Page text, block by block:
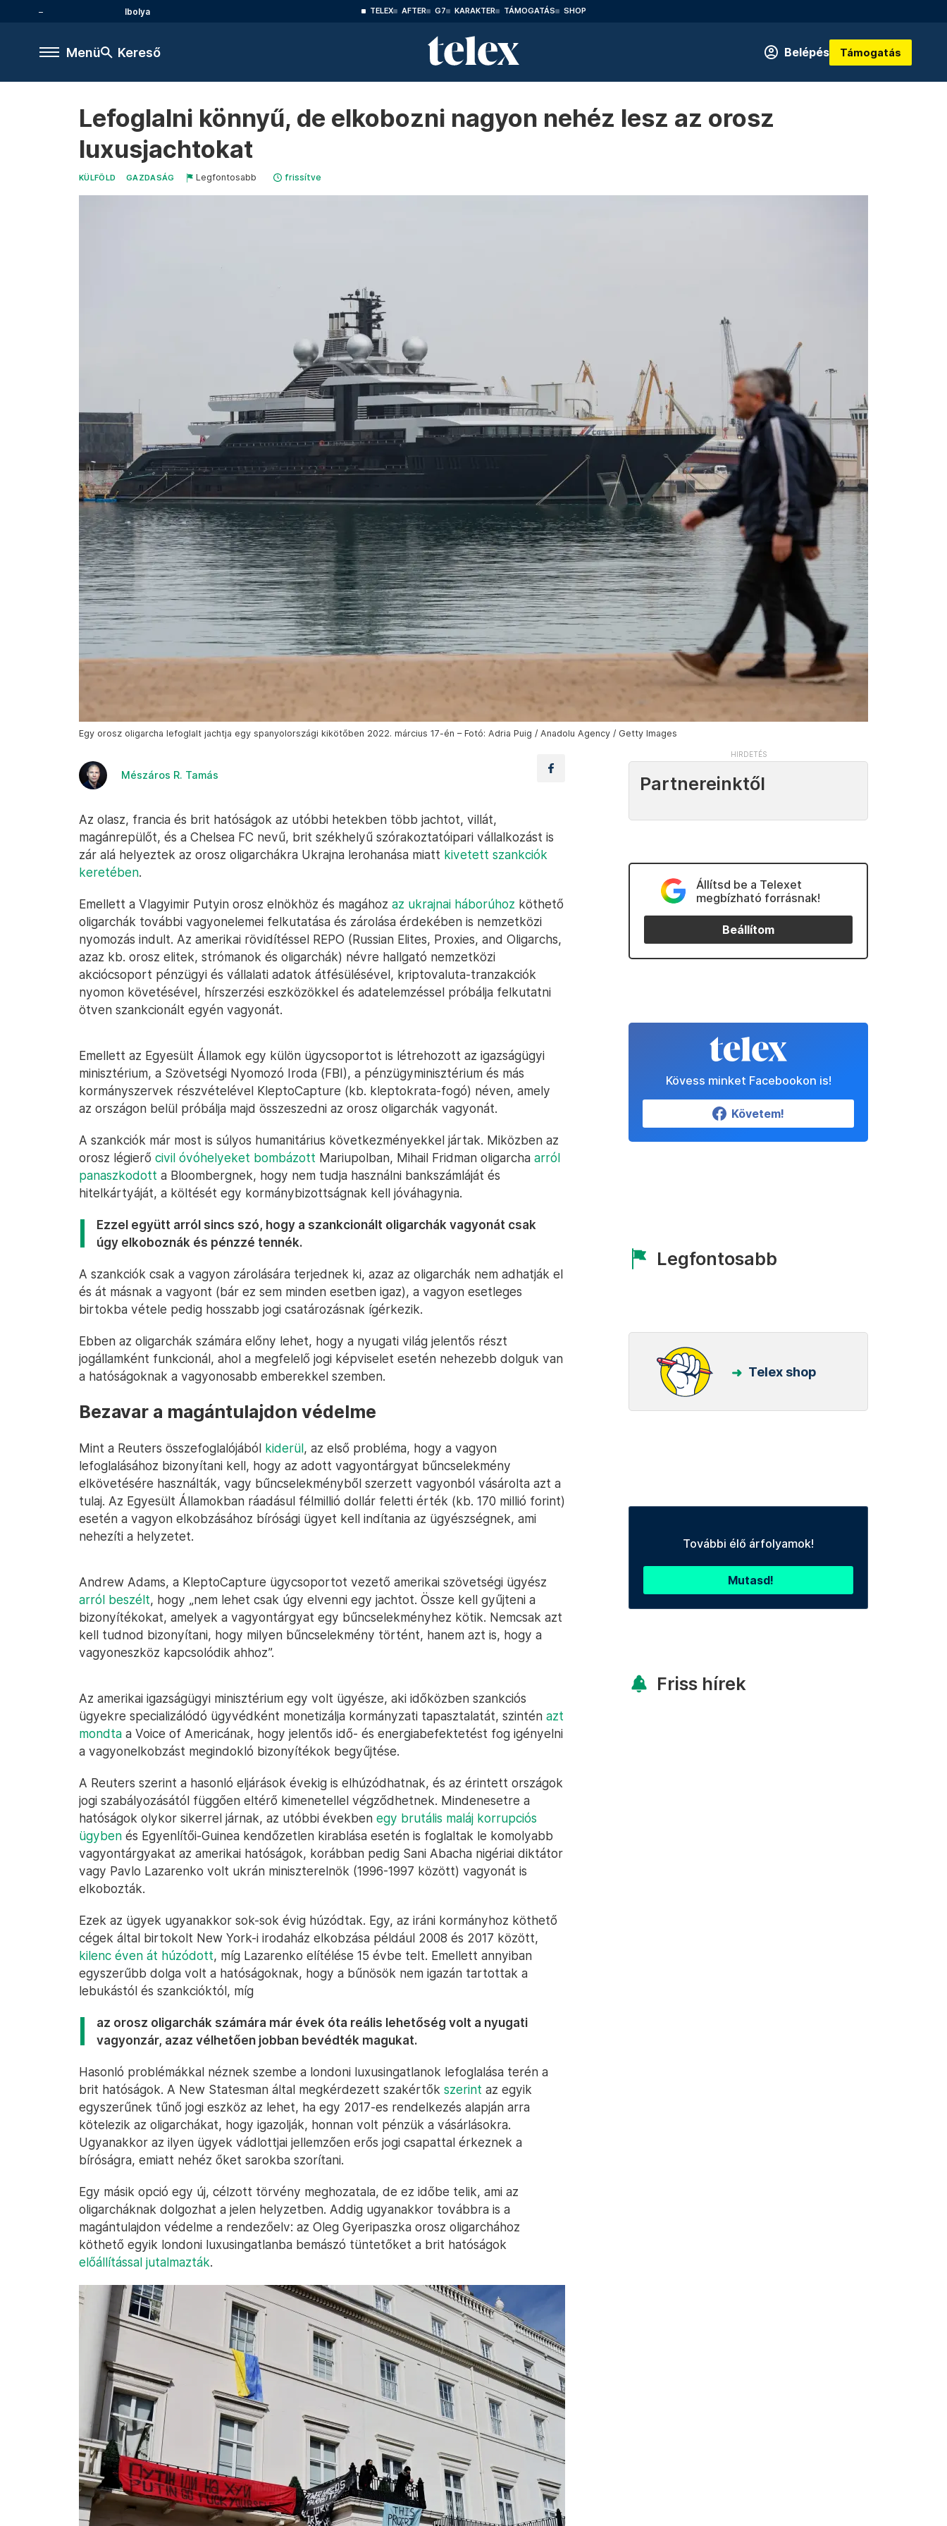
Ibolya TELEX AFTER G7 KARAKTER TÁMOGATÁS SHOP
Menü Kereső Belépés Támogatás
Lefoglalni könnyű, de elkobozni nagyon nehéz lesz az orosz
luxusjachtokat
KÜLFÖLD GAZDASÁG Legfontosabb frissítve
Egy orosz oligarcha lefoglalt jachtja egy spanyolországi kikötőben 2022. március 17-én – Fotó: Adria Puig / Anadolu Agency / Getty Images
Mészáros R. Tamás
Az olasz, francia és brit hatóságok az utóbbi hetekben több jachtot, villát,
magánrepülőt, és a Chelsea FC nevű, brit székhelyű szórakoztatóipari vállalkozást is
zár alá helyeztek az orosz oligarchákra Ukrajna lerohanása miatt kivetett szankciók
keretében.
Emellett a Vlagyimir Putyin orosz elnökhöz és magához az ukrajnai háborúhoz köthető
oligarchák további vagyonelemei felkutatása és zárolása érdekében is nemzetközi
nyomozás indult. Az amerikai rövidítéssel REPO (Russian Elites, Proxies, and Oligarchs,
azaz kb. orosz elitek, strómanok és oligarchák) névre hallgató nemzetközi
akciócsoport pénzügyi és vállalati adatok átfésülésével, kriptovaluta-tranzakciók
nyomon követésével, hírszerzési eszközökkel és adatelemzéssel próbálja felkutatni
ötven szankcionált egyén vagyonát.
Emellett az Egyesült Államok egy külön ügycsoportot is létrehozott az igazságügyi
minisztérium, a Szövetségi Nyomozó Iroda (FBI), a pénzügyminisztérium és más
kormányszervek részvételével KleptoCapture (kb. kleptokrata-fogó) néven, amely
az országon belül próbálja majd összeszedni az orosz oligarchák vagyonát.
A szankciók már most is súlyos humanitárius következményekkel jártak. Miközben az
orosz légierő civil óvóhelyeket bombázott Mariupolban, Mihail Fridman oligarcha arról
panaszkodott a Bloombergnek, hogy nem tudja használni bankszámláját és
hitelkártyáját, a költését egy kormánybizottságnak kell jóváhagynia.
Ezzel együtt arról sincs szó, hogy a szankcionált oligarchák vagyonát csak
úgy elkoboznák és pénzzé tennék.
A szankciók csak a vagyon zárolására terjednek ki, azaz az oligarchák nem adhatják el
és át másnak a vagyont (bár ez sem minden esetben igaz), a vagyon esetleges
birtokba vétele pedig hosszabb jogi csatározásnak ígérkezik.
Ebben az oligarchák számára előny lehet, hogy a nyugati világ jelentős részt
jogállamként funkcionál, ahol a megfelelő jogi képviselet esetén nehezebb dolguk van
a hatóságoknak a vagyonosabb emberekkel szemben.
Bezavar a magántulajdon védelme
Mint a Reuters összefoglalójából kiderül, az első probléma, hogy a vagyon
lefoglalásához bizonyítani kell, hogy az adott vagyontárgyat bűncselekmény
elkövetésére használták, vagy bűncselekményből szerzett vagyonból vásárolta azt a
tulaj. Az Egyesült Államokban ráadásul félmillió dollár feletti érték (kb. 170 millió forint)
esetén a vagyon elkobzásához bírósági ügyet kell indítania az ügyészségnek, ami
nehezíti a helyzetet.
Andrew Adams, a KleptoCapture ügycsoportot vezető amerikai szövetségi ügyész
arról beszélt, hogy „nem lehet csak úgy elvenni egy jachtot. Össze kell gyűjteni a
bizonyítékokat, amelyek a vagyontárgyat egy bűncselekményhez kötik. Nemcsak azt
kell tudnod bizonyítani, hogy milyen bűncselekmény történt, hanem azt is, hogy a
vagyoneszköz kapcsolódik ahhoz”.
Az amerikai igazságügyi minisztérium egy volt ügyésze, aki időközben szankciós
ügyekre specializálódó ügyvédként monetizálja kormányzati tapasztalatát, szintén azt
mondta a Voice of Americának, hogy jelentős idő- és energiabefektetést fog igényelni
a vagyonelkobzást megindokló bizonyítékok begyűjtése.
A Reuters szerint a hasonló eljárások évekig is elhúzódhatnak, és az érintett országok
jogi szabályozásától függően eltérő kimenetellel végződhetnek. Mindenesetre a
hatóságok olykor sikerrel járnak, az utóbbi években egy brutális maláj korrupciós
ügyben és Egyenlítői-Guinea kendőzetlen kirablása esetén is foglaltak le komolyabb
vagyontárgyakat az amerikai hatóságok, korábban pedig Sani Abacha nigériai diktátor
vagy Pavlo Lazarenko volt ukrán miniszterelnök (1996-1997 között) vagyonát is
elkobozták.
Ezek az ügyek ugyanakkor sok-sok évig húzódtak. Egy, az iráni kormányhoz köthető
cégek által birtokolt New York-i irodaház elkobzása például 2008 és 2017 között,
kilenc éven át húzódott, míg Lazarenko elítélése 15 évbe telt. Emellett annyiban
egyszerűbb dolga volt a hatóságoknak, hogy a bűnösök nem igazán tartottak a
lebukástól és szankcióktól, míg
az orosz oligarchák számára már évek óta reális lehetőség volt a nyugati
vagyonzár, azaz vélhetően jobban bevédték magukat.
Hasonló problémákkal néznek szembe a londoni luxusingatlanok lefoglalása terén a
brit hatóságok. A New Statesman által megkérdezett szakértők szerint az egyik
egyszerűnek tűnő jogi eszköz az lehet, ha egy 2017-es rendelkezés alapján arra
kötelezik az oligarchákat, hogy igazolják, honnan volt pénzük a vásárlásokra.
Ugyanakkor az ilyen ügyek vádlottjai jellemzően erős jogi csapattal érkeznek a
bíróságra, emiatt nehéz őket sarokba szorítani.
Egy másik opció egy új, célzott törvény meghozatala, de ez időbe telik, ami az
oligarcháknak dolgozhat a jelen helyzetben. Addig ugyanakkor továbbra is a
magántulajdon védelme a rendezőelv: az Oleg Gyeripaszka orosz oligarchához
köthető egyik londoni luxusingatlanba bemászó tüntetőket a brit hatóságok
előállítással jutalmazták.
Partnereinktől
Állítsd be a Telexet
megbízható forrásnak!
Beállítom
Kövess minket Facebookon is!
Követem!
Legfontosabb
Telex shop
További élő árfolyamok!
Mutasd!
Friss hírek